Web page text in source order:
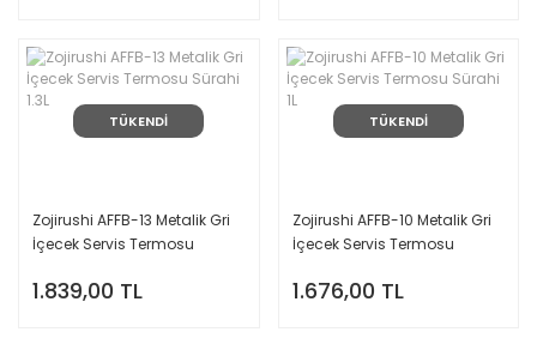
TÜKENDİ
Zojirushi AFFB-13 Metalik Gri
İçecek Servis Termosu
1.839,00 TL
TÜKENDİ
Zojirushi AFFB-10 Metalik Gri
İçecek Servis Termosu
1.676,00 TL